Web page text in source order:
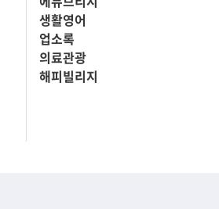
생활영어
업소록
의료관광
해피빌리지